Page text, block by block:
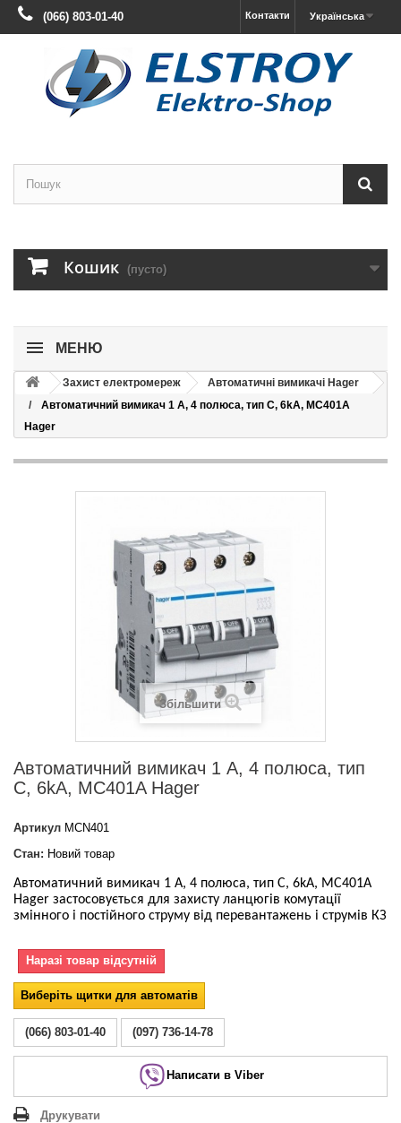
Українська
Контакти
(066) 803-01-40
Кошик (пусто)
МЕНЮ
Захист електромереж
Автоматичні вимикачі Hager
Автоматичний вимикач 1 А, 4 полюса, тип C, 6kA, MC401A
Hager
Збільшити
Автоматичний вимикач 1 А, 4 полюса, тип
C, 6kA, MC401A Hager
Артикул MCN401
Стан: Новий товар
Автоматичний вимикач 1 А, 4 полюса, тип С, 6kA, MC401A
Hager застосовується для захисту ланцюгів комутації
змінного і постійного струму від перевантажень і струмів КЗ
Наразі товар відсутній
Виберіть щитки для автоматів
(066) 803-01-40 (097) 736-14-78
Написати в Viber
Друкувати